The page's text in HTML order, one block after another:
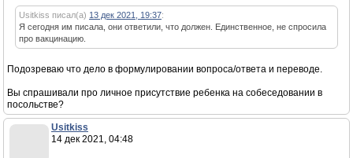
Usitkiss писал(а) 13 дек 2021, 19:37:
Я сегодня им писала, они ответили, что должен. Единственное, не спросила
про вакцинацию.
Подозреваю что дело в формулировании вопроса/ответа и переводе.
Вы спрашивали про личное присутствие ребенка на собеседовании в
посольстве?
Usitkiss
14 дек 2021, 04:48